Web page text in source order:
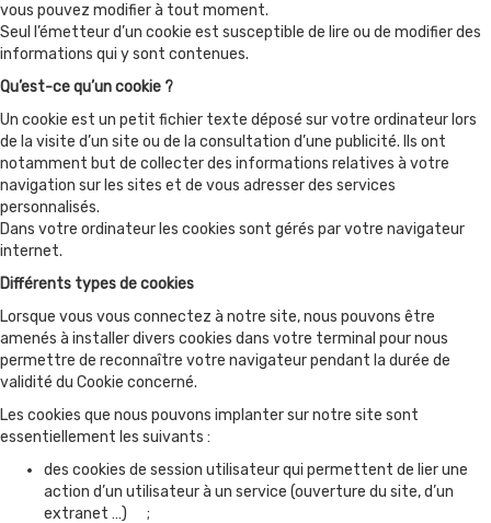
vous pouvez modifier à tout moment.
Seul l’émetteur d’un cookie est susceptible de lire ou de modifier des
informations qui y sont contenues.
Qu’est-ce qu’un cookie ?
Un cookie est un petit fichier texte déposé sur votre ordinateur lors
de la visite d’un site ou de la consultation d’une publicité. Ils ont
notamment but de collecter des informations relatives à votre
navigation sur les sites et de vous adresser des services
personnalisés.
Dans votre ordinateur les cookies sont gérés par votre navigateur
internet.
Différents types de cookies
Lorsque vous vous connectez à notre site, nous pouvons être
amenés à installer divers cookies dans votre terminal pour nous
permettre de reconnaître votre navigateur pendant la durée de
validité du Cookie concerné.
Les cookies que nous pouvons implanter sur notre site sont
essentiellement les suivants :
des cookies de session utilisateur qui permettent de lier une
action d’un utilisateur à un service (ouverture du site, d’un
extranet …) ;